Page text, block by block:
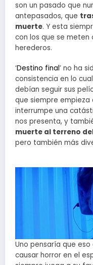
son un pasado que
antepasados, que
muerte. Y esta
con los que se meten
herederos.
‘Destino final’ no ha
consistencia en lo
debían seguir sus
que siempre empieza
interrumpe una
nos presenta, y
muerte al terreno
pero también más
Uno pensaría que
causar horror en el